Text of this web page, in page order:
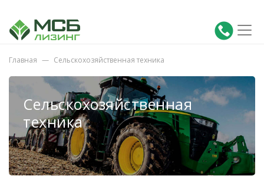
Главная Сельскохозяйственная техника
Сельскохозяйственная
техника